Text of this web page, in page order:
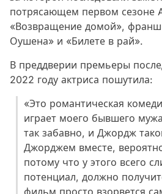
потрясающем первом сезоне
«Возвращение домой»,
Оушена» и «Билете в рай».
В преддверии премьеры
2022 году актриса пошутила:
«Это романтическая
играет моего бывшего
так забавно, и Джордж
Джорджем вместе,
потому что у этого всего
потенциал, должно
фильм просто взорвется